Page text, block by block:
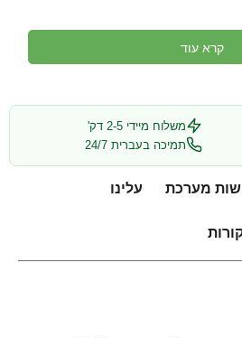
קרא עוד
משלוח מיידי 2-5 דק'
תמיכה בעברית 24/7
מערכת עלינו